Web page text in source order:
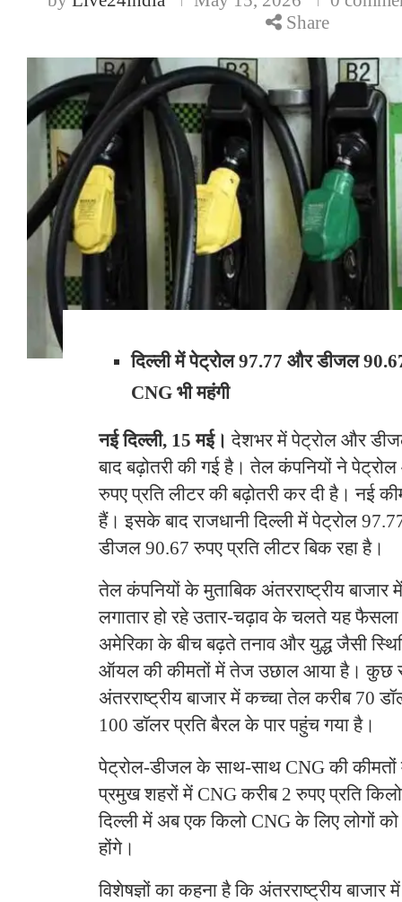
Share
दिल्ली में पेट्रोल 97.77 और डीजल
CNG भी महंगी
नई दिल्ली, 15 मई।देशभर में पेट्रोल और
बाद बढ़ोतरी की गई है। तेल कंपनियों ने
रुपए प्रति लीटर की बढ़ोतरी कर दी है। नई
हैं। इसके बाद राजधानी दिल्ली में पेट्रोल
डीजल 90.67 रुपए प्रति लीटर बिक रहा है।
तेल कंपनियों के मुताबिक अंतरराष्ट्रीय
लगातार हो रहे उतार-चढ़ाव के चलते यह
अमेरिका के बीच बढ़ते तनाव और युद्ध जैसी
ऑयल की कीमतों में तेज उछाल आया है। कुछ
अंतरराष्ट्रीय बाजार में कच्चा तेल करीब 70
100 डॉलर प्रति बैरल के पार पहुंच गया है।
पेट्रोल-डीजल के साथ-साथ CNG की
प्रमुख शहरों में CNG करीब 2 रुपए प्रति
दिल्ली में अब एक किलो CNG के लिए लोगों
होंगे।
विशेषज्ञों का कहना है कि अंतरराष्ट्रीय बाजार